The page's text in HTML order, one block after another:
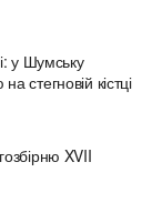
у Шумську
стегновій кістці
XVII